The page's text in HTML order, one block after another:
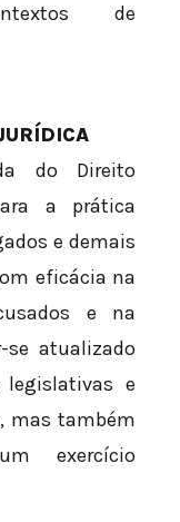
de
do Direito
a prática
e demais
eficácia na
e na
se atualizado
e
mas também
exercício